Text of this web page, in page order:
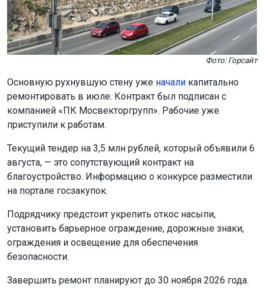
Фото: Горсайт
Основную рухнувшую стену уже начали капитально
ремонтировать в июле. Контракт был подписан с
компанией «ПК Мосвекторгрупп». Рабочие уже
приступили к работам.
Текущий тендер на 3,5 млн рублей, который объявили 6
августа, — это сопутствующий контракт на
благоустройство. Информацию о конкурсе разместили
на портале госзакупок.
Подрядчику предстоит укрепить откос насыпи,
установить барьерное ограждение, дорожные знаки,
ограждения и освещение для обеспечения
безопасности.
Завершить ремонт планируют до 30 ноября 2026 года.